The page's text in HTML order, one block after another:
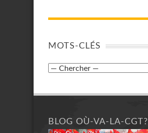
MOTS-CLÉS
BLOG OÙ-VA-LA-CGT?